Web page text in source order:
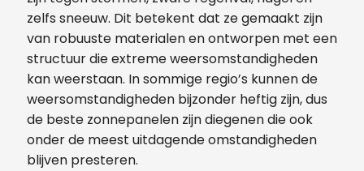
zelfs sneeuw. Dit betekent dat ze gemaakt zijn
van robuuste materialen en ontworpen met een
structuur die extreme weersomstandigheden
kan weerstaan. In sommige regio’s kunnen de
weersomstandigheden bijzonder heftig zijn, dus
de beste zonnepanelen zijn diegenen die ook
onder de meest uitdagende omstandigheden
blijven presteren.